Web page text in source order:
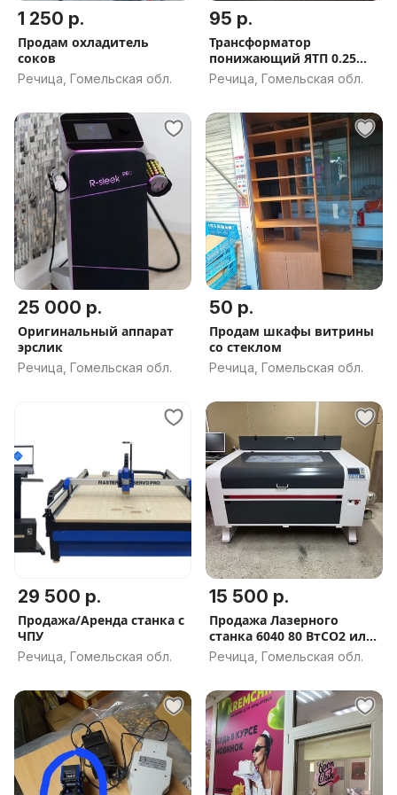
1 250 р.
Продам охладитель
соков
Речица, Гомельская обл.
95 р.
Трансформатор
понижающий ЯТП 0.25
220/24В
Речица, Гомельская обл.
25 000 р.
Оригинальный аппарат
эрслик
Речица, Гомельская обл.
50 р.
Продам шкафы витрины
со стеклом
Речица, Гомельская обл.
29 500 р.
Продажа/Аренда станка с
ЧПУ
Речица, Гомельская обл.
15 500 р.
Продажа Лазерного
станка 6040 80 ВтСО2 или
аренда
Речица, Гомельская обл.